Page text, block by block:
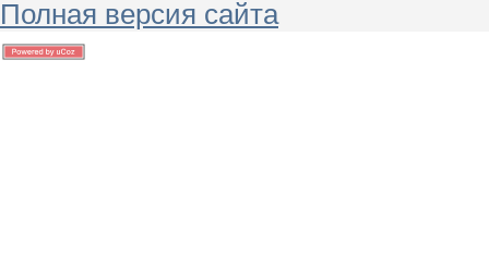
Полная версия сайта